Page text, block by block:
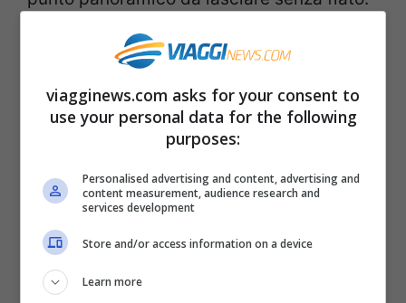
Gran Sasso
viagginews.com asks for your consent to
use your personal data for the following
purposes:
Personalised advertising and content, advertising and
content measurement, audience research and
services development
Store and/or access information on a device
Learn more